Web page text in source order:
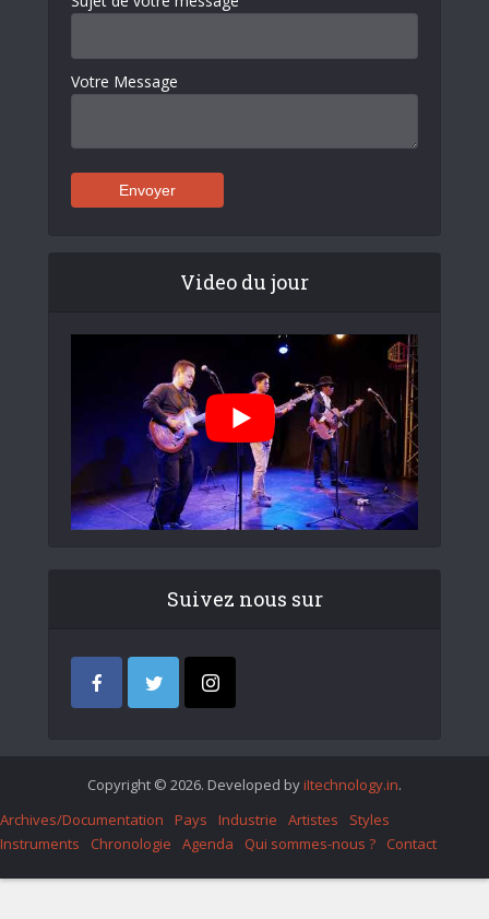
Votre Message
Video du jour
Suivez nous sur
Copyright © 2026. Developed by iItechnology.in.
Archives/Documentation
Pays Industrie Artistes
Styles
Instruments
Chronologie Agenda Qui sommes-nous ? Contact